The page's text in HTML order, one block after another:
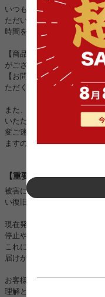
いつも当店をご利用いただ
ただいまご注文が大変集中
時間をいただく場合がござ
【商品の発送】：順次進め
がございます。
【お問い合わせ対応】：順
ただく場合がございます。
また、一部地域におきまし
いただいた日時通りにお届
変ご迷惑をおかけいたしま
ますので、何卒ご理解とご
【重要】熊本地震に伴う
被害に遭われた皆様に、心
い復旧と、皆様の安全を心よ
現在発生しております地震
停止や大幅な遅延が生じてお
これに伴い、配達日時をご
届けができない可能性がござ
お客様にはご不便とご迷惑
理解とご協力を賜りますよう